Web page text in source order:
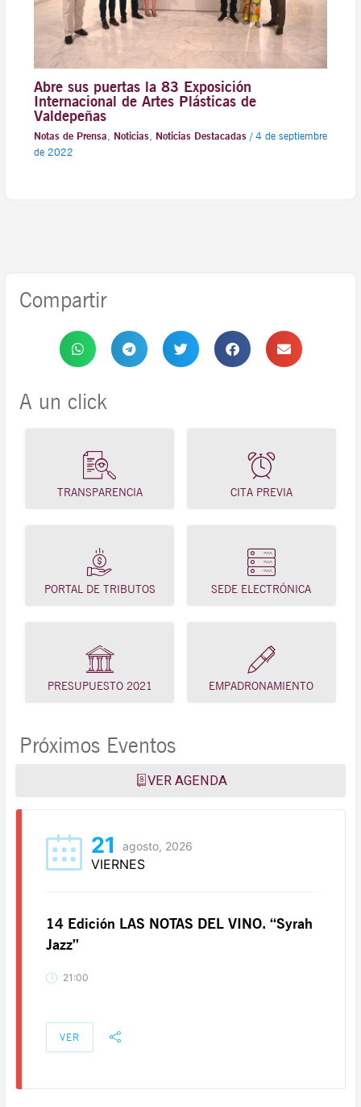
Abre sus puertas la 83 Exposición
Internacional de Artes Plásticas de
Valdepeñas
Notas de Prensa Noticias, Noticias Destacadas/ 4 de septiembre
de 2022
Compartir
A un click
TRANSPARENCIA CITA PREVIA
PORTAL DE TRIBUTOS SEDE ELECTRÓNICA
PRESUPUESTO 2021 EMPADRONAMIENTO
Próximos Eventos
VER AGENDA
21 agosto, 2026
VIERNES
14 Edición LAS NOTAS DEL VINO. “Syrah
Jazz”
21:00
VER